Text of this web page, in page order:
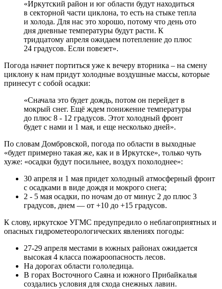
«Иркутский район и юг области будут находиться
в секторной части циклона, то есть на стыке тепла
и холода. Для нас это хорошо, потому что день ото
дня дневные температуры будут расти. К
тридцатому апреля ожидаем потепление до плюс
24 градусов. Если повезет».
Погода начнет портиться уже к вечеру вторника – на смену
циклону к нам придут холодные воздушные массы, которые
принесут с собой осадки:
«Сначала это будет дождь, потом он перейдет в
мокрый снег. Ещё ждем понижение температуры
до плюс 8 - 12 градусов. Этот холодный фронт
будет с нами и 1 мая, и еще несколько дней».
По словам Домбровской, погода по области в выходные
«будет примерно такая же, как и в Иркутске», только чуть
хуже: «осадки будут посильнее, воздух похолоднее»:
30 апреля и 1 мая придет холодный атмосферный фронт
с осадками в виде дождя и мокрого снега;
2 - 5 мая осадки, по ночам до от минус 2 до плюс 3
градусов, днем — от +10 до +15 градусов.
К слову, иркутское УГМС предупредило о неблагоприятных и
опасных гидрометеорологических явлениях погоды:
27-29 апреля местами в южных районах ожидается
высокая 4 класса пожароопасность лесов.
На дорогах области гололедица.
В горах Восточного Саяна и южного Прибайкалья
создались условия для схода снежных лавин.